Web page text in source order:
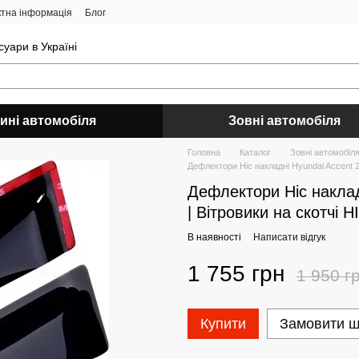
інформація Блог
в Україні
автомобіля Зовні автомобіля
Головна Каталог
Зовні автомобіля
Дефлектори Hic накладні Hyundai Accent
Дефлектори Hic
| Вітровики на скотчі
В наявності Написати відгук
1 755 грн 1 950
Купити Замовити